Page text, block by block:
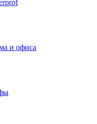
и офиса